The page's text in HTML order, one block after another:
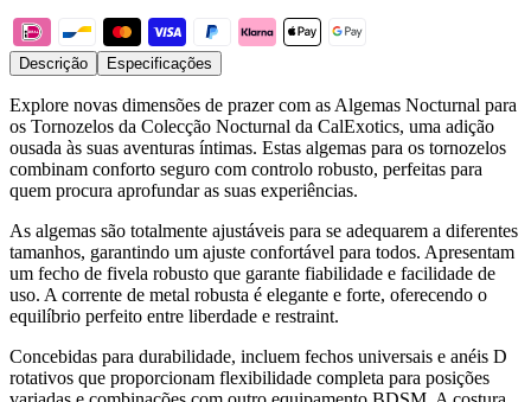
Descrição Especificações
Explore novas dimensões de prazer com as Algemas Nocturnal para
os Tornozelos da Colecção Nocturnal da CalExotics, uma adição
ousada às suas aventuras íntimas. Estas algemas para os tornozelos
combinam conforto seguro com controlo robusto, perfeitas para
quem procura aprofundar as suas experiências.
As algemas são totalmente ajustáveis para se adequarem a diferentes
tamanhos, garantindo um ajuste confortável para todos. Apresentam
um fecho de fivela robusto que garante fiabilidade e facilidade de
uso. A corrente de metal robusta é elegante e forte, oferecendo o
equilíbrio perfeito entre liberdade e restraint.
Concebidas para durabilidade, incluem fechos universais e anéis D
rotativos que proporcionam flexibilidade completa para posições